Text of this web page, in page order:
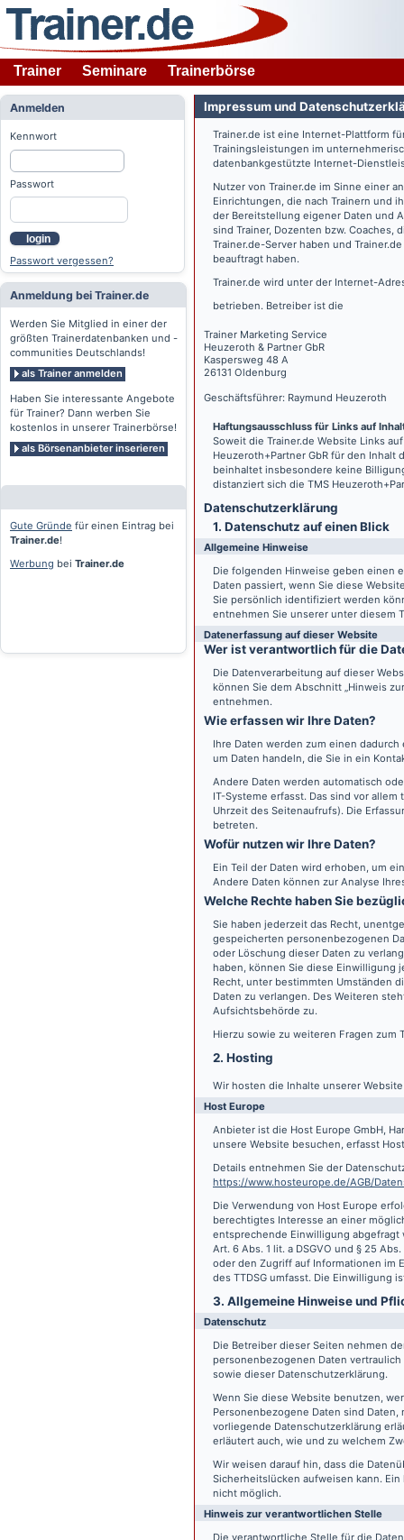
Trainer Seminare Trainerbörse
Anmelden
Kennwort
Passwort
login
Passwort vergessen?
Anmeldung bei Trainer.de
Werden Sie Mitglied in einer der
größten Trainerdatenbanken und -
communities Deutschlands!
als Trainer anmelden
Haben Sie interessante Angebote
für Trainer? Dann werben Sie
kostenlos in unserer Trainerbörse!
als Börsenanbieter inserieren
Gute Gründe für einen Eintrag bei
Trainer.de!
Werbung bei Trainer.de
Impressum und
Trainer.de ist eine Internet-Plattform
Trainingsleistungen im
datenbankgestützte Internet-
Nutzer von Trainer.de im Sinne einer
Einrichtungen, die nach Trainern und
der Bereitstellung eigener Daten und
sind Trainer, Dozenten bzw.
Trainer.de-Server haben und Trainer.de
beauftragt haben.
Trainer.de wird unter der Internet-
betrieben. Betreiber ist die
Trainer Marketing Service
Heuzeroth & Partner GbR
Kaspersweg 48 A
26131 Oldenburg
Geschäftsführer: Raymund Heuzeroth
Haftungsausschluss für Links auf
Soweit die Trainer.de Website Links
Heuzeroth+Partner GbR für den Inhalt
beinhaltet insbesondere keine
distanziert sich die TMS
Datenschutz­erklärung
1. Datenschutz auf einen Blick
Allgemeine Hinweise
Die folgenden Hinweise geben einen
Daten passiert, wenn Sie diese
Sie persönlich identifiziert werden
entnehmen Sie unserer unter diesem
Datenerfassung auf dieser Website
Wer ist verantwortlich für die
Die Datenverarbeitung auf dieser
können Sie dem Abschnitt „Hinweis
entnehmen.
Wie erfassen wir Ihre Daten?
Ihre Daten werden zum einen
um Daten handeln, die Sie in ein
Andere Daten werden automatisch
IT-Systeme erfasst. Das sind vor
Uhrzeit des Seitenaufrufs). Die
betreten.
Wofür nutzen wir Ihre Daten?
Ein Teil der Daten wird erhoben, um
Andere Daten können zur Analyse
Welche Rechte haben Sie
Sie haben jederzeit das Recht,
gespeicherten personenbezogenen
oder Löschung dieser Daten zu
haben, können Sie diese Einwilligung
Recht, unter bestimmten Umständen
Daten zu verlangen. Des Weiteren
Aufsichtsbehörde zu.
Hierzu sowie zu weiteren Fragen zum
2. Hosting
Wir hosten die Inhalte unserer
Host Europe
Anbieter ist die Host Europe GmbH,
unsere Website besuchen, erfasst
Details entnehmen Sie der
https://www.hosteurope.de/AGB/
Die Verwendung von Host Europe
berechtigtes Interesse an einer
entsprechende Einwilligung abgefragt
Art. 6 Abs. 1 lit. a DSGVO und § 25
oder den Zugriff auf Informationen im
des TTDSG umfasst. Die Einwilligung
3. Allgemeine Hinweise und
Datenschutz
Die Betreiber dieser Seiten nehmen
personenbezogenen Daten
sowie dieser Datenschutzerklärung.
Wenn Sie diese Website benutzen,
Personenbezogene Daten sind
vorliegende Datenschutzerklärung
erläutert auch, wie und zu welchem
Wir weisen darauf hin, dass die
Sicherheitslücken aufweisen kann.
nicht möglich.
Hinweis zur verantwortlichen Stelle
Die verantwortliche Stelle für die